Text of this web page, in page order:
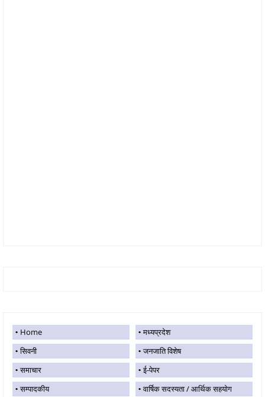
Home
मध्यप्रदेश
सिवनी
जनजाति विशेष
समाचार
ई-पेपर
सम्पादकीय
वार्षिक सदस्यता / आर्थिक सहयोग